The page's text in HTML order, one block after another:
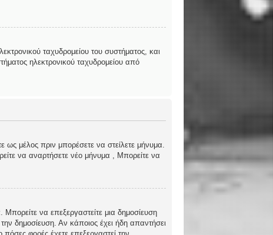
ταχυδρομείου του συστήματος, και
ηλεκτρονικού ταχυδρομείου από
μέλος πριν μπορέσετε να στείλετε μήνυμα.
να αναρτήσετε νέο μήνυμα , Μπορείτε να
Μπορείτε να επεξεργαστείτε μια δημοσίευση
δημοσίευση. Αν κάποιος έχει ήδη απαντήσει